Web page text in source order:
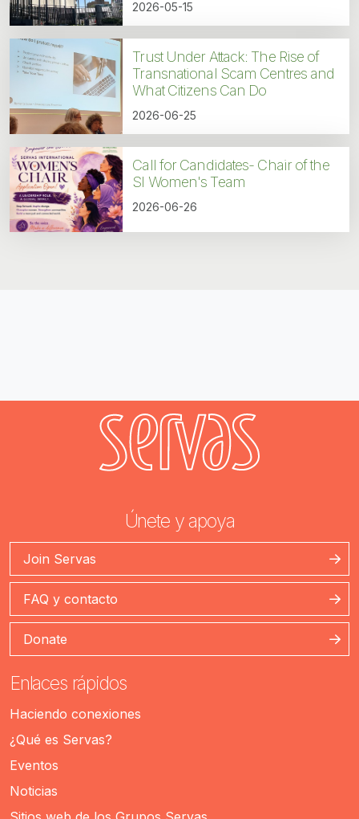
2026-05-15
Trust Under Attack: The Rise of
Transnational Scam Centres and
What Citizens Can Do
2026-06-25
Call for Candidates- Chair of the
SI Women's Team
2026-06-26
Únete y apoya
Join Servas
FAQ y contacto
Donate
Enlaces rápidos
Haciendo conexiones
¿Qué es Servas?
Eventos
Noticias